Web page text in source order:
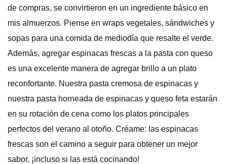
de compras, se convirtieron en un ingrediente básico en
mis almuerzos. Piense en wraps vegetales, sándwiches y
sopas para una comida de mediodía que resalte el verde.
Además, agregar espinacas frescas a la pasta con queso
es una excelente manera de agregar brillo a un plato
reconfortante. Nuestra pasta cremosa de espinacas y
nuestra pasta horneada de espinacas y queso feta estarán
en su rotación de cena como los platos principales
perfectos del verano al otoño. Créame: las espinacas
frescas son el camino a seguir para obtener un mejor
sabor, ¡incluso si las está cocinando!